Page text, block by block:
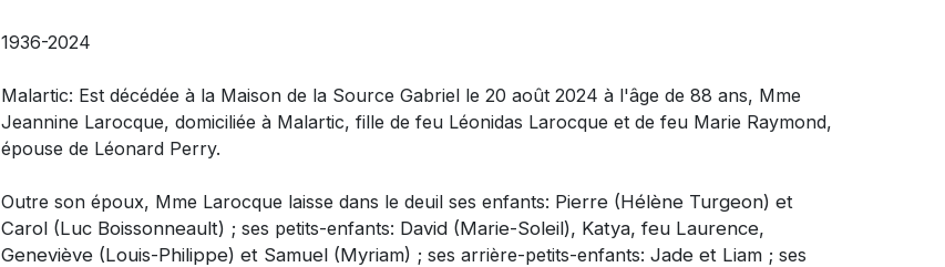
1936-2024
Malartic: Est décédée à la Maison de la Source Gabriel le 20 août 2024 à l'âge de 88 ans, Mme
Jeannine Larocque, domiciliée à Malartic, fille de feu Léonidas Larocque et de feu Marie Raymond,
épouse de Léonard Perry.
Outre son époux, Mme Larocque laisse dans le deuil ses enfants: Pierre (Hélène Turgeon) et
Carol (Luc Boissonneault) ; ses petits-enfants: David (Marie-Soleil), Katya, feu Laurence,
Geneviève (Louis-Philippe) et Samuel (Myriam) ; ses arrière-petits-enfants: Jade et Liam ; ses